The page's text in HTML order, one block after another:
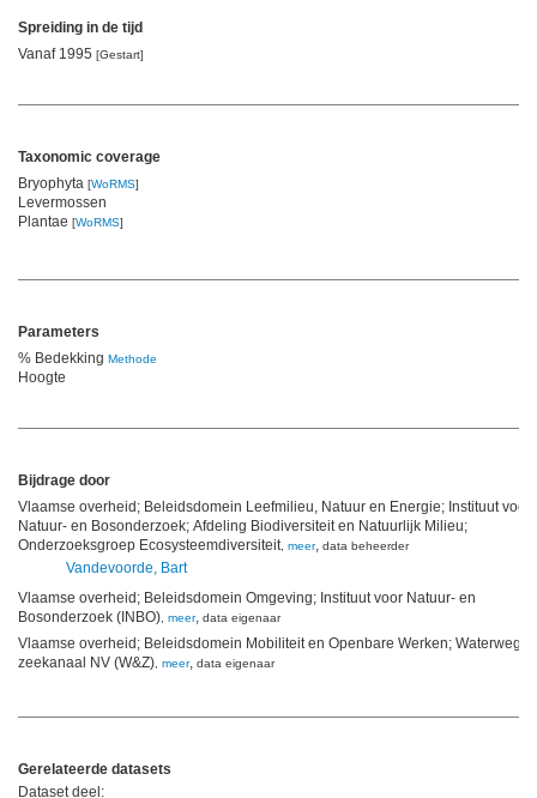
Spreiding in de tijd
Vanaf 1995 [Gestart]
Taxonomic coverage
Bryophyta [WoRMS]
Levermossen
Plantae [WoRMS]
Parameters
% Bedekking Methode
Hoogte
Bijdrage door
Vlaamse overheid; Beleidsdomein Leefmilieu, Natuur en Energie; Instituut voor
Natuur- en Bosonderzoek; Afdeling Biodiversiteit en Natuurlijk Milieu;
Onderzoeksgroep Ecosysteemdiversiteit, meer, data beheerder
Vandevoorde, Bart
Vlaamse overheid; Beleidsdomein Omgeving; Instituut voor Natuur- en
Bosonderzoek (INBO), meer, data eigenaar
Vlaamse overheid; Beleidsdomein Mobiliteit en Openbare Werken;
zeekanaal NV (W&Z), meer, data eigenaar
Gerelateerde datasets
Dataset deel: